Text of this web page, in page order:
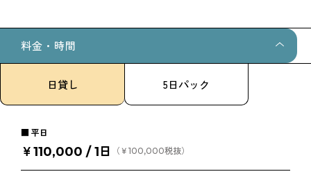
料金・時間
日貸し 5日パック
平日
￥110,000 / 1日 （￥100,000税抜）